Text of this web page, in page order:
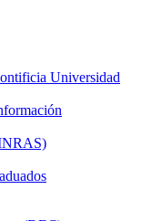
Universidad